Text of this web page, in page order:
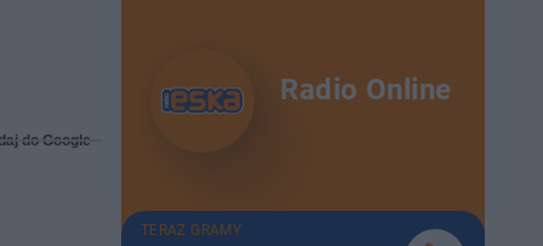
do Google
Radio Online
TERAZ GRAMY